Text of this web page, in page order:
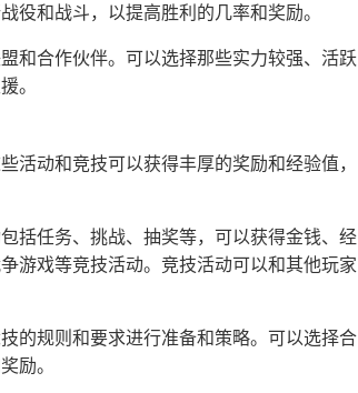
役和战斗，以提高胜利的几率和奖励。
和合作伙伴。可以选择那些实力较强、活跃
。
活动和竞技可以获得丰厚的奖励和经验值，
括任务、挑战、抽奖等，可以获得金钱、经
游戏等竞技活动。竞技活动可以和其他玩家
的规则和要求进行准备和策略。可以选择合
励。